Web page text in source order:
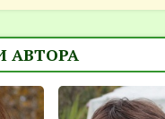
АВТОРА